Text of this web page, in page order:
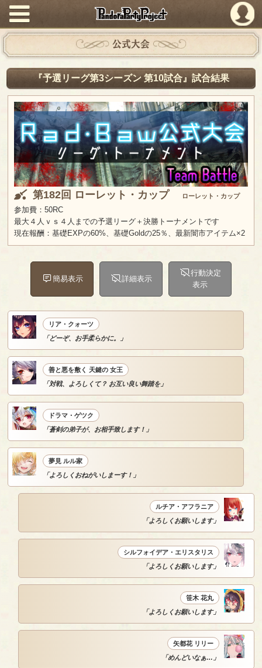
PandoraPartyProject
公式大会
『予選リーグ第3シーズン 第10試合』試合結果
第182回 ローレット・カップ ローレット・カップ
参加費：50RC
最大４人ｖｓ４人までの予選リーグ＋決勝トーナメントです
現在報酬：基礎EXPの60%、基礎Goldの25％、最新闇市アイテム×2
簡易表示 詳細表示
行動決定
表示
リア・クォーツ
「どーぞ、お手柔らかに。」
善と悪を敷く 天鍵の 女王
「対戦、よろしくて？ お互い良い舞踏を」
ドラマ・ゲツク
「蒼剣の弟子が、お相手致します！」
夢見 ルル家
「よろしくおねがいしまーす！」
ルチア・アフラニア
「よろしくお願いします」
シルフォイデア・エリスタリス
「よろしくお願いします」
笹木 花丸
「よろしくお願いします」
矢都花 リリー
「めんどいなぁ…」